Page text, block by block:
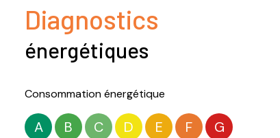
Diagnostics
énergétiques
Consommation énergétique
A B C D E F G